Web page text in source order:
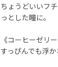
ちょうどいいフ
っとした瞳に。
《コーヒーゼリー
すっぴんでも浮